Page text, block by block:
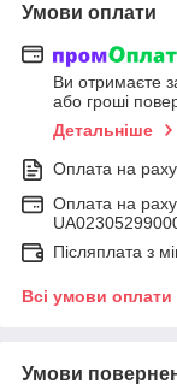
Умови оплати
Ви отримаєте
або гроші
Детальніше
Оплата на
Оплата на
Післяплата з
Всі умови оплати
Умови